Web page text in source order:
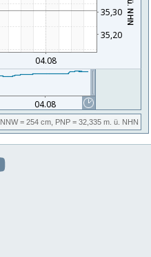
NNW= 254 cm, PNP = 32,335 m. ü. NHN